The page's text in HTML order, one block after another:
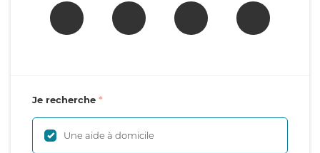
Je recherche
Une aide à domicile